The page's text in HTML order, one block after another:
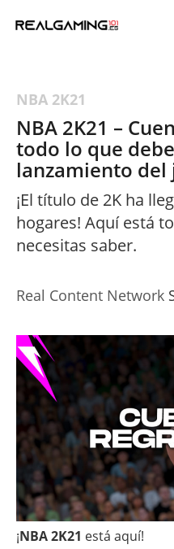
NBA 2K21
NBA 2K21 –
todo lo que
lanzamiento del
¡El título de 2K ha
hogares! Aquí está
necesitas saber.
Real Content Network
¡NBA 2K21 está aquí!